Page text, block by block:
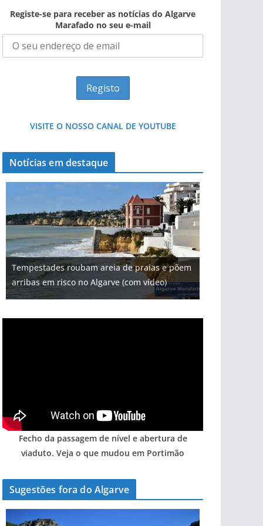
Registe-se para receber as notícias do Algarve
Marafado no seu e-mail
VISITE O NOSSO CANAL DE YOUTUBE
Notícias em destaque
Tempestades roubam areia de praias e põem
arribas em risco no Algarve (com vídeo)
Fecho da passagem de nível e abertura de
viaduto. Veja o que mudou em Portimão
Sugestões fora do Algarve